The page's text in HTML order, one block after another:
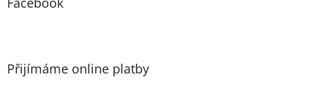
Přijímáme online platby